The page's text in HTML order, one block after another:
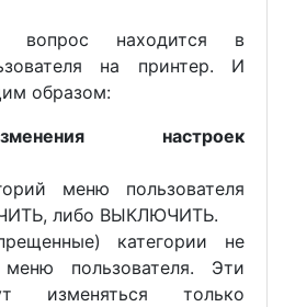
находится в
на принтер. И
образом:
настроек
меню пользователя
либо ВЫКЛЮЧИТЬ.
категории не
пользователя. Эти
изменяться только